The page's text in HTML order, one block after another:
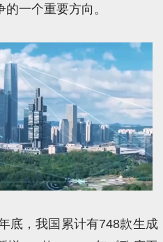
一个重要方向。
底，我国累计有748款生成